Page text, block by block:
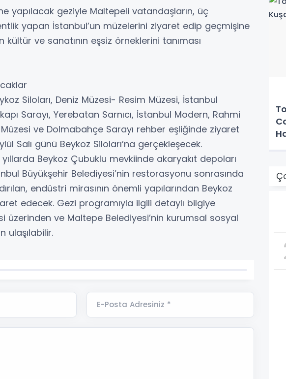
yapılacak geziyle Maltepeli vatandaşların, üç
yapan İstanbul’un müzelerini ziyaret edip geçmişine
kültür ve sanatının eşsiz örneklerini tanıması
Siloları, Deniz Müzesi- Resim Müzesi, İstanbul
Sarayı, Yerebatan Sarnıcı, İstanbul Modern, Rahmi
Müzesi ve Dolmabahçe Sarayı rehber eşliğinde ziyaret
Salı günü Beykoz Siloları’na gerçekleşecek.
Beykoz Çubuklu mevkiinde akaryakıt depoları
Büyükşehir Belediyesi’nin restorasyonu sonrasında
endüstri mirasının önemli yapılarından Beykoz
edecek. Gezi programıyla ilgili detaylı bilgiye
üzerinden ve Maltepe Belediyesi’nin kurumsal sosyal
ulaşılabilir.
E-Posta Adresiniz *